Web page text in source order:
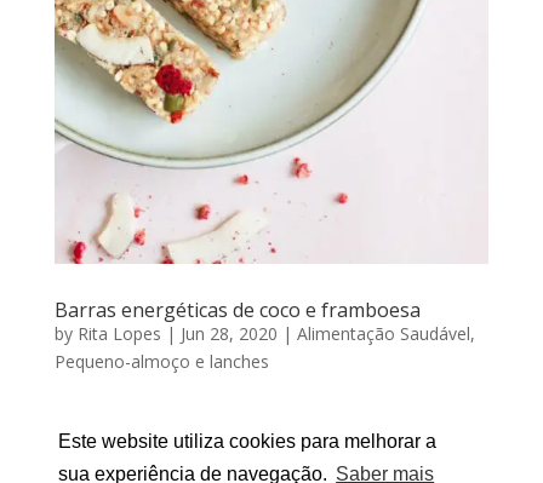
Este website utiliza cookies para melhorar a
sua experiência de navegação. Saber mais
Barras energéticas de coco e framboesa
by Rita Lopes | Jun 28, 2020 | Alimentação Saudável,
Pequeno-almoço e lanches
LOPES | Junho 28, 2020 Se precisam de energia para
um dia de trabalho ou de praia (sim, porque estar de